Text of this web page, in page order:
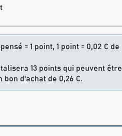
= 1 point, 1 point = 0,02 € de
13 points qui peuvent être
bon d'achat de 0,26 €.